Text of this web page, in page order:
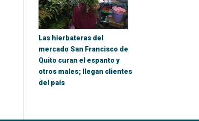
Las hierbateras del
mercado San Francisco de
Quito curan el espanto y
otros males; llegan clientes
del país